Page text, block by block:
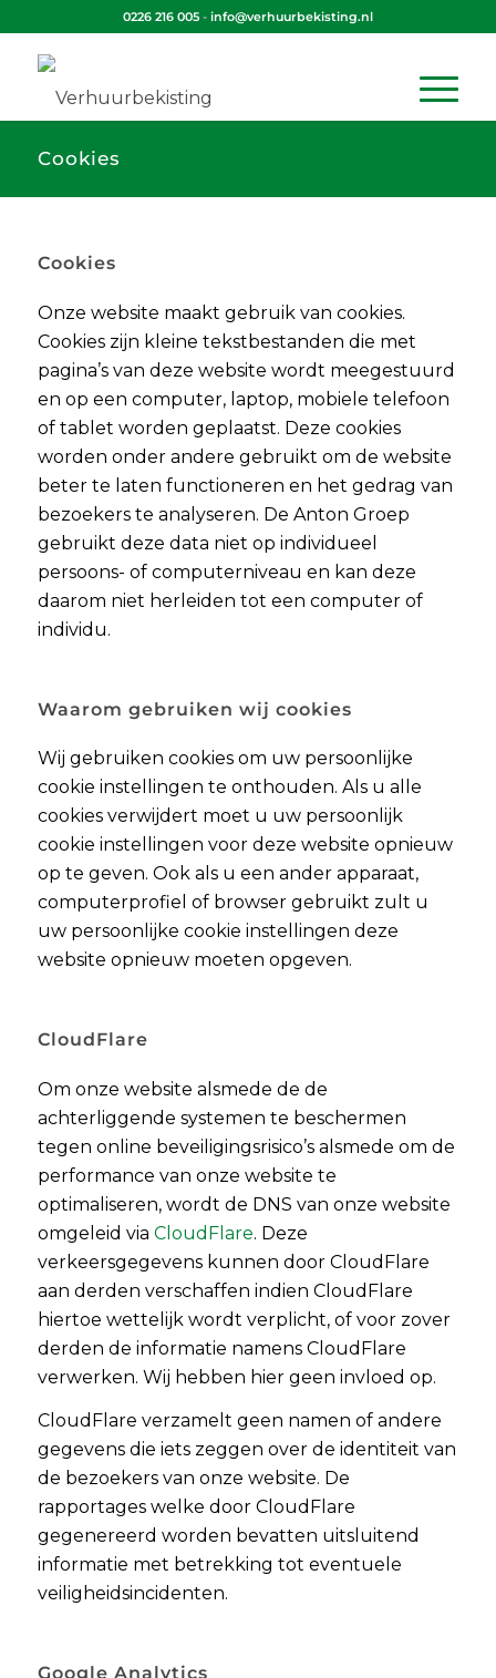
0226 216 005- info@verhuurbekisting.nl
Cookies
Cookies
Onze website maakt gebruik van cookies.
Cookies zijn kleine tekstbestanden die met
pagina’s van deze website wordt meegestuurd
en op een computer, laptop, mobiele telefoon
of tablet worden geplaatst. Deze cookies
worden onder andere gebruikt om de website
beter te laten functioneren en het gedrag van
bezoekers te analyseren. De Anton Groep
gebruikt deze data niet op individueel
persoons- of computerniveau en kan deze
daarom niet herleiden tot een computer of
individu.
Waarom gebruiken wij cookies
Wij gebruiken cookies om uw persoonlijke
cookie instellingen te onthouden. Als u alle
cookies verwijdert moet u uw persoonlijk
cookie instellingen voor deze website opnieuw
op te geven. Ook als u een ander apparaat,
computerprofiel of browser gebruikt zult u
uw persoonlijke cookie instellingen deze
website opnieuw moeten opgeven.
CloudFlare
Om onze website alsmede de de
achterliggende systemen te beschermen
tegen online beveiligingsrisico’s alsmede om de
performance van onze website te
optimaliseren, wordt de DNS van onze website
omgeleid via CloudFlare. Deze
verkeersgegevens kunnen door CloudFlare
aan derden verschaffen indien CloudFlare
hiertoe wettelijk wordt verplicht, of voor zover
derden de informatie namens CloudFlare
verwerken. Wij hebben hier geen invloed op.
CloudFlare verzamelt geen namen of andere
gegevens die iets zeggen over de identiteit van
de bezoekers van onze website. De
rapportages welke door CloudFlare
gegenereerd worden bevatten uitsluitend
informatie met betrekking tot eventuele
veiligheidsincidenten.
Google Analytics